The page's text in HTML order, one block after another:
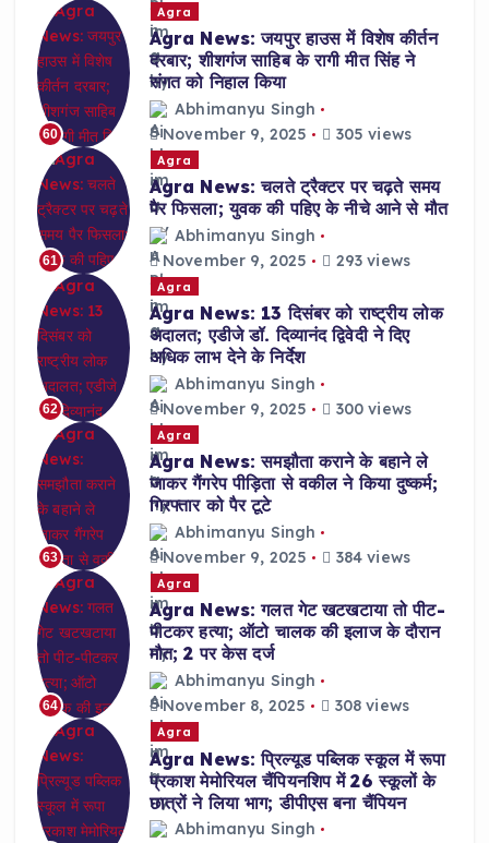
60
Agra
Agra News: जयपुर हाउस में विशेष कीर्तन
दरबार; शीशगंज साहिब के रागी मीत सिंह ने
संगत को निहाल किया
Abhimanyu Singh
November 9, 2025
305 views
61
Agra
Agra News: चलते ट्रैक्टर पर चढ़ते समय
पैर फिसला; युवक की पहिए के नीचे आने से मौत
Abhimanyu Singh
November 9, 2025
293 views
62
Agra
Agra News: 13 दिसंबर को राष्ट्रीय लोक
अदालत; एडीजे डॉ. दिव्यानंद द्विवेदी ने दिए
अधिक लाभ देने के निर्देश
Abhimanyu Singh
November 9, 2025
300 views
63
Agra
Agra News: समझौता कराने के बहाने ले
जाकर गैंगरेप पीड़िता से वकील ने किया दुष्कर्म;
गिरफ्तार को पैर टूटे
Abhimanyu Singh
November 9, 2025
384 views
64
Agra
Agra News: गलत गेट खटखटाया तो पीट-
पीटकर हत्या; ऑटो चालक की इलाज के दौरान
मौत; 2 पर केस दर्ज
Abhimanyu Singh
November 8, 2025
308 views
Agra
Agra News: प्रिल्यूड पब्लिक स्कूल में रूपा
प्रकाश मेमोरियल चैंपियनशिप में 26 स्कूलों के
छात्रों ने लिया भाग; डीपीएस बना चैंपियन
Abhimanyu Singh